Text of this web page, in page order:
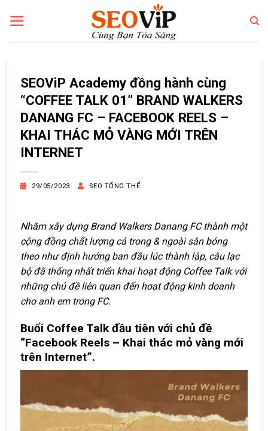
qua
SEOViP Academy đồng hành cùng
“COFFEE TALK 01” BRAND WALKERS
DANANG FC – FACEBOOK REELS –
KHAI THÁC MỎ VÀNG MỚI TRÊN
INTERNET
29/05/2023 SEO TỔNG THỂ
Nhằm xây dựng Brand Walkers Danang FC thành một
cộng đồng chất lượng cả trong & ngoài sân bóng
theo như định hướng ban đầu lúc thành lập, câu lạc
bộ đã thống nhất triển khai hoạt động Coffee Talk với
những chủ đề liên quan đến hoạt động kinh doanh
cho anh em trong FC.
Buổi Coffee Talk đầu tiên với chủ đề
“Facebook Reels – Khai thác mỏ vàng mới
trên Internet”.